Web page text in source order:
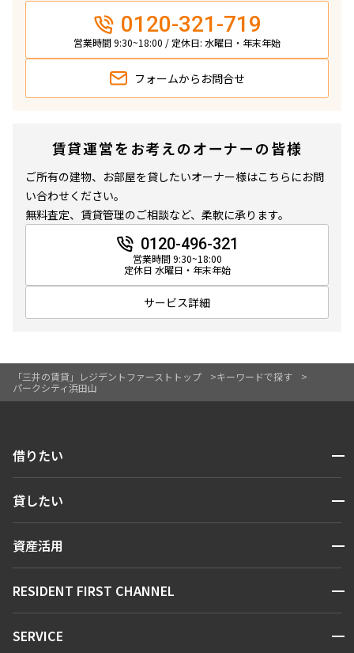
「三井の賃貸」レジデントファーストトップ
キーワードで探す
パークシティ浜田山
新築
3年以内
10年以内
15年以内
20年以内
30年以内
指定なし
1分以内
3分以内
5分以内
10分以内
専任物件
申込無し物件のみ表示
入居可能日
より詳細な絞り込み
できます
設定する
0120-321-719
営業時間 9:30~18:00 / 定休日: 水曜日・年末年始
フォームから お問合せ
賃貸運営をお考えのオーナーの皆様
ご所有の建物、お部屋を貸したいオーナー様はこちらにお問
い合わせください。
無料査定、賃貸管理のご相談など、柔軟に承ります。
0120-496-321
営業時間 9:30~18:00
定休日 水曜日・年末年始
サービス詳細
借りたい 開閉
人気エリアから探す
新着情報から探す
貸したい 開閉
お問い合わせ
資産活用 開閉
お問い合わせ
RESIDENT FIRST CHANNEL 開閉
マンションレポート
SERVICE 開閉